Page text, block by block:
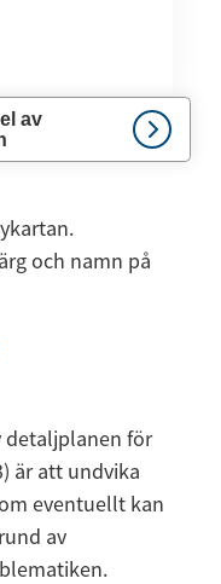
av
och namn på
till annan
detaljplanen för
är att undvika
eventuellt kan
av